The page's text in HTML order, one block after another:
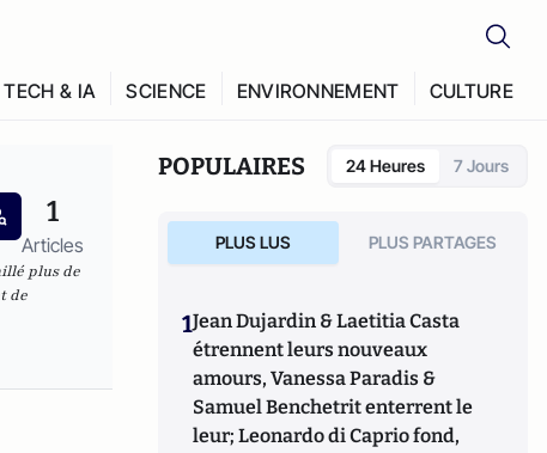
TECH & IA SCIENCE ENVIRONNEMENT CULTURE
1
Articles
plus de
de
POPULAIRES 24 Heures 7 Jours
PLUS LUS PLUS PARTAGES
1Jean Dujardin & Laetitia Casta
étrennent leurs nouveaux
amours, Vanessa Paradis &
Samuel Benchetrit enterrent le
leur; Leonardo di Caprio fond,